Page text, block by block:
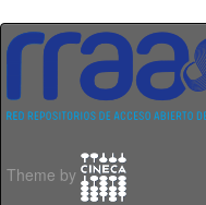
Theme by